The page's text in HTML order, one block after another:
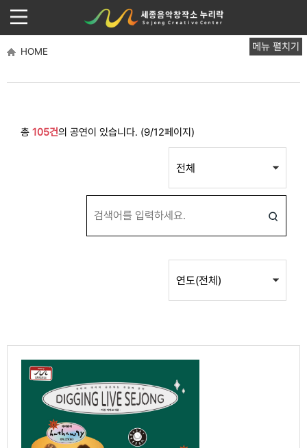
메뉴 펼치기
HOME
총 105건의 공연이 있습니다. (9/12페이지)